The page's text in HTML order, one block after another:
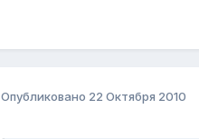
Опубликовано 22 Октября 2010